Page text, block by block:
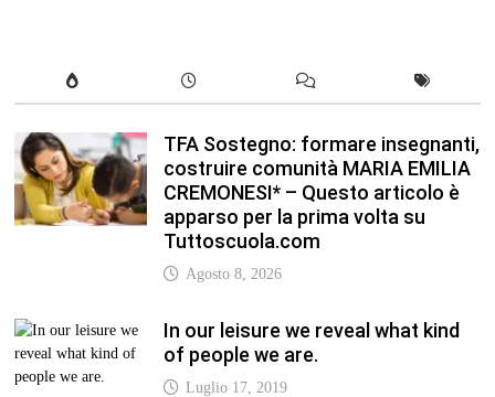
TFA Sostegno: formare insegnanti,
costruire comunità MARIA EMILIA
CREMONESI* – Questo articolo è
apparso per la prima volta su
Tuttoscuola.com
Agosto 8, 2026
In our leisure we reveal what kind
of people we are.
Luglio 17, 2019